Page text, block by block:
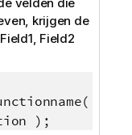
velden die
krijgen de
Field1, Field2
);